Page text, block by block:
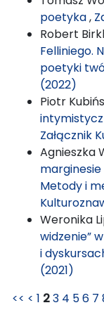
poetyka,
Robert
Felliniego.
poetyki
(2022)
Piotr
Załącznik
Agnieszka
Metody i
Weronika
widzenie”
i
(2021)
<< < 1 23 4 56 7